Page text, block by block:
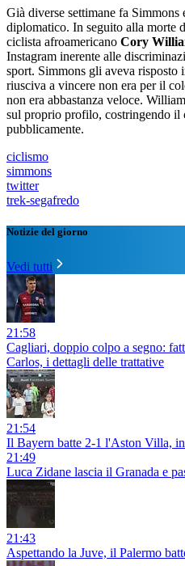
Già diverse settimane fa
diplomatico. In seguito alla morte
ciclista afroamericano Cory
Instagram inerente alle
sport. Simmons gli aveva risposto
riusciva a vincere non era per il
non era abbastanza veloce.
sul proprio profilo, costringendo il
pubblicamente.
ciclismo
simmons
twitter
trek-segafredo
Notizie del giorno
Vedi tutti
21:58
Cagliari, doppio colpo a segno:
Carlos, i dettagli delle trattative
21:54
Il Bayern batte 2-1 l'Aston Villa,
21:49
Luca Zidane lascia il Granada e
21:43
Aspettando la Juve, il Palermo